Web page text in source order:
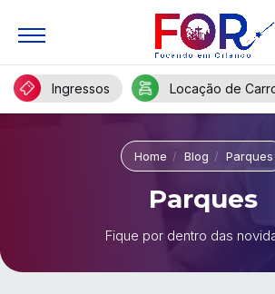
Ingressos Locação de
Home Blog Parques
Parques
Fique por dentro das